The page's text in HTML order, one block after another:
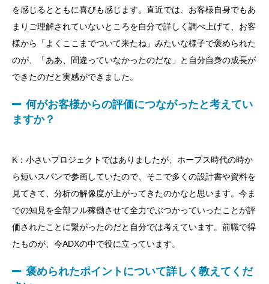
を感じるとともに喜びも感じます。直近では、お客様自身でもあ
まりご理解されていないところを自分で詳しく調べ上げて、お客
様から「よくここまでついて来たね」みたいな様子で褒められた
のが、「ああ、間違っていなかったのだな」と自分自身の成長が
できたのだと実感ができました。
何がお客様からの評価につながったと考えてい
ますか？
K：小さいプロジェクトではありましたが、ホープス時代の時か
ら短いスパンで参画していたので、そこで多くの設計書や資料を
見てきて、分析の解像度が上がってきたのかなと思います。今ま
での知見を全部フル稼働させて全力でぶつかっていったことが評
価されたことに繋がったのだと自分では考えています。前職で得
たものが、今ADXの中で役に立っています。
褒められたポイントについて詳しく教えてくだ